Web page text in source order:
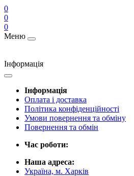
0
0
0
Меню
Інформація
Інформація
Оплата і доставка
Політика конфіденційності
Умови повернення та обміну
Повернення та обмін
Час роботи:
Наша адреса:
Україна, м. Харків